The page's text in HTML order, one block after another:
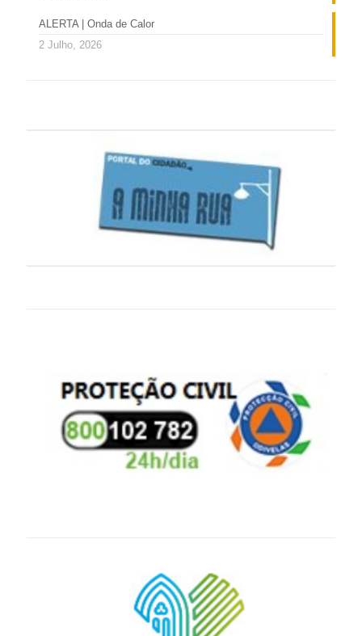
ALERTA | Onda de Calor
2 Julho, 2026